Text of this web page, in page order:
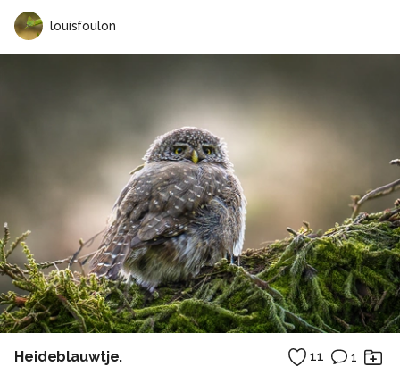
louisfoulon
Heideblauwtje. 11 1